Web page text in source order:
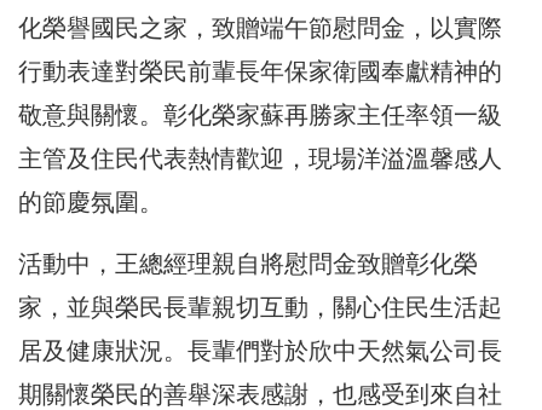
化榮譽國民之家，致贈端午節慰問金，以實際
行動表達對榮民前輩長年保家衛國奉獻精神的
敬意與關懷。彰化榮家蘇再勝家主任率領一級
主管及住民代表熱情歡迎，現場洋溢溫馨感人
的節慶氛圍。
活動中，王總經理親自將慰問金致贈彰化榮
家，並與榮民長輩親切互動，關心住民生活起
居及健康狀況。長輩們對於欣中天然氣公司長
期關懷榮民的善舉深表感謝，也感受到來自社